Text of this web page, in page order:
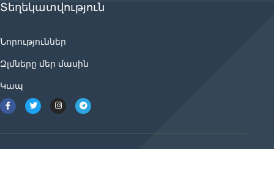
Տեղեկատվություն
Նորություններ
Զլմները մեր մասին
Կապ